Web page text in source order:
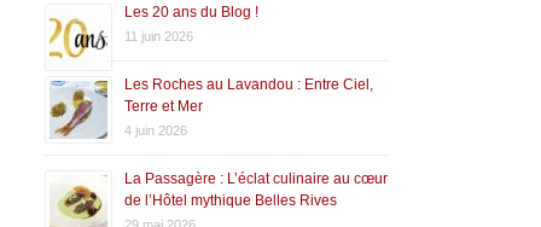
Les 20 ans du Blog !
11 juin 2026
Les Roches au Lavandou : Entre Ciel,
Terre et Mer
4 juin 2026
La Passagère : L’éclat culinaire au cœur
de l’Hôtel mythique Belles Rives